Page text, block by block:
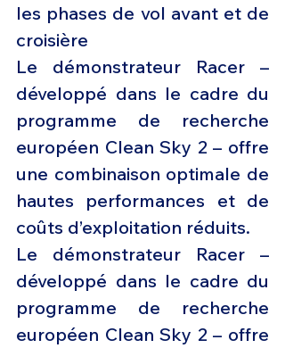
les phases de vol avant et de
croisière
Le démonstrateur Racer –
développé dans le cadre du
programme de recherche
européen Clean Sky 2 – offre
une combinaison optimale de
hautes performances et de
coûts d’exploitation réduits.
Le démonstrateur Racer –
développé dans le cadre du
programme de recherche
européen Clean Sky 2 – offre